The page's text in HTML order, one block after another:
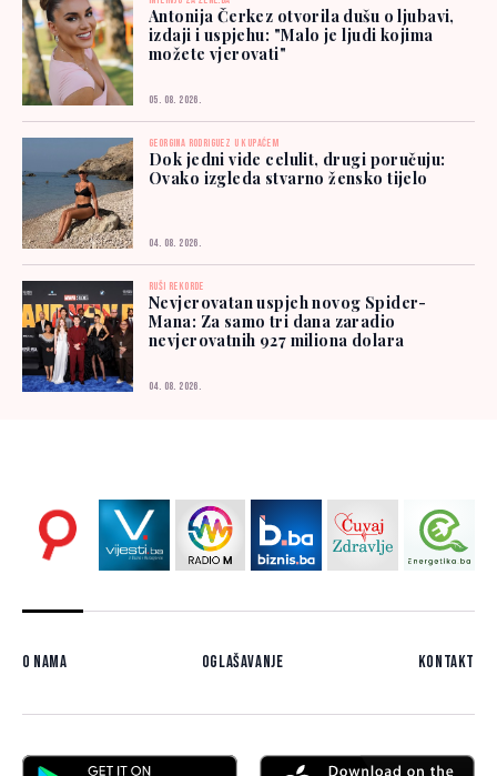
Antonija Čerkez otvorila dušu o ljubavi,
izdaji i uspjehu: "Malo je ljudi kojima
možete vjerovati"
05. 08. 2026.
GEORGINA RODRIGUEZ U KUPAĆEM
Dok jedni vide celulit, drugi poručuju:
Ovako izgleda stvarno žensko tijelo
04. 08. 2026.
RUŠI REKORDE
Nevjerovatan uspjeh novog Spider-
Mana: Za samo tri dana zaradio
nevjerovatnih 927 miliona dolara
04. 08. 2026.
O nama Oglašavanje Kontakt